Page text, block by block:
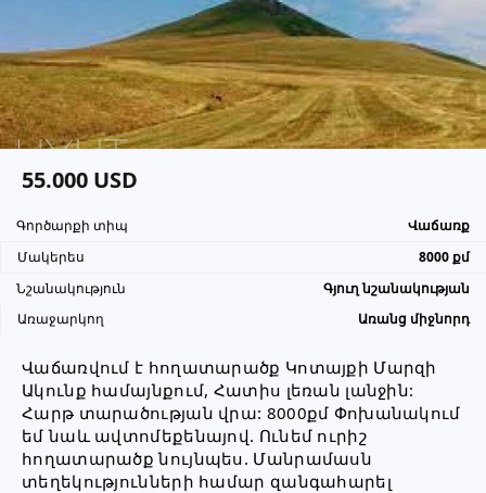
55.000 USD
Գործարքի տիպ
Վաճառք
Մակերես
8000 քմ
Նշանակություն
Գյուղ նշանակության
Առաջարկող
Առանց միջնորդ
Վաճառվում է հողատարածք Կոտայքի Մարզի
Ակունք համայնքում, Հատիս լեռան լանջին:
Հարթ տարածության վրա: 8000քմ Փոխանակում
եմ նաև ավտոմեքենայով. Ունեմ ուրիշ
հողատարածք նույնպես. Մանրամասն
տեղեկությունների համար զանգահարել
Խնդրում ենք բաժանորդին
տեղեկացնել, որ իր տվյալները
վերցրել եք www.UYUT.am կայքից